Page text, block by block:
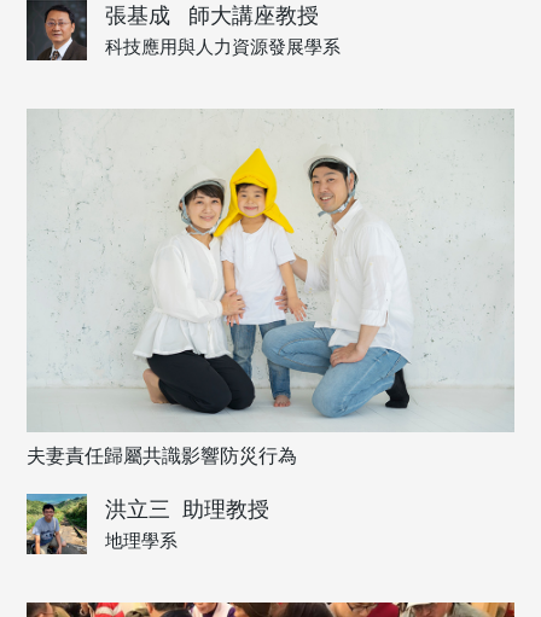
張基成 師大講座教授
科技應用與人力資源發展學系
夫妻責任歸屬共識影響防災行為
洪立三 助理教授
地理學系